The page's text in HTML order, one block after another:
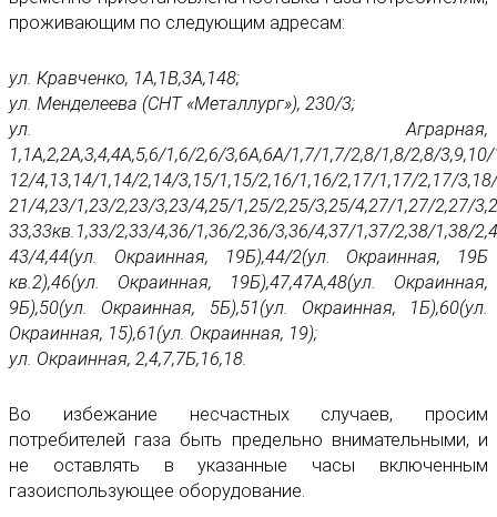
проживающим по следующим адресам:
ул. Кравченко, 1А,1В,3А,148;
ул. Менделеева (СНТ «Металлург»), 230/3;
ул. Аграрная,
1,1А,2,2А,3,4,4А,5,6/1,6/2,6/3,6А,6А/1,7/1,7/2,8/1,8/2,8/
12/4,13,14/1,14/2,14/3,15/1,15/2,16/1,16/2,17/1,17/2,17/
21/4,23/1,23/2,23/3,23/4,25/1,25/2,25/3,25/4,27/1,27/2,27/
33,33кв.1,33/2,33/4,36/1,36/2,36/3,36/4,37/1,37/2,38/1,38/
43/4,44(ул. Окраинная, 19Б),44/2(ул. Окраинная, 19Б
кв.2),46(ул. Окраинная, 19Б),47,47А,48(ул. Окраинная,
9Б),50(ул. Окраинная, 5Б),51(ул. Окраинная, 1Б),60(ул.
Окраинная, 15),61(ул. Окраинная, 19);
ул. Окраинная, 2,4,7,7Б,16,18.
Во избежание несчастных случаев, просим
потребителей газа быть предельно внимательными, и
не оставлять в указанные часы включенным
газоиспользующее оборудование.